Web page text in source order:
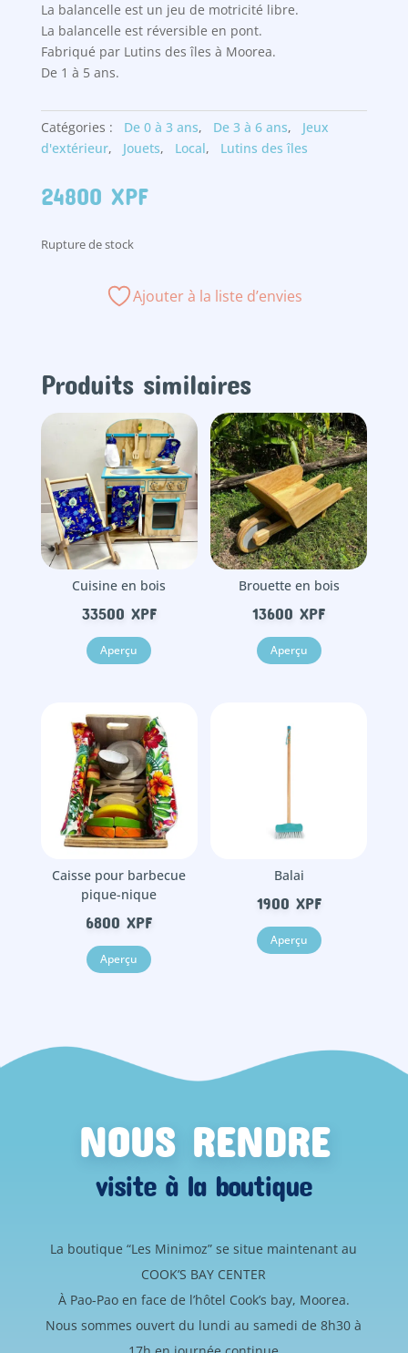
La balancelle est un jeu de motricité libre.
La balancelle est réversible en pont.
Fabriqué par Lutins des îles à Moorea.
De 1 à 5 ans.
Catégories : De 0 à 3 ans, De 3 à 6 ans,
Jeux
d'extérieur, Jouets, Local, Lutins des îles
24800 XPF
Rupture de stock
Ajouter à la liste d’envies
Produits similaires
Cuisine en bois
33500 XPF
Aperçu
Brouette en bois
13600XPF
Aperçu
Caisse pour barbecue
pique-nique
6800XPF
Aperçu
Balai
1900 XPF
Aperçu
NOUS RENDRE
visite à la boutique
La boutique “Les Minimoz” se situe maintenant au
COOK’S BAY CENTER
À Pao-Pao en face de l’hôtel Cook’s bay, Moorea.
Nous sommes ouvert du lundi au samedi de 8h30 à